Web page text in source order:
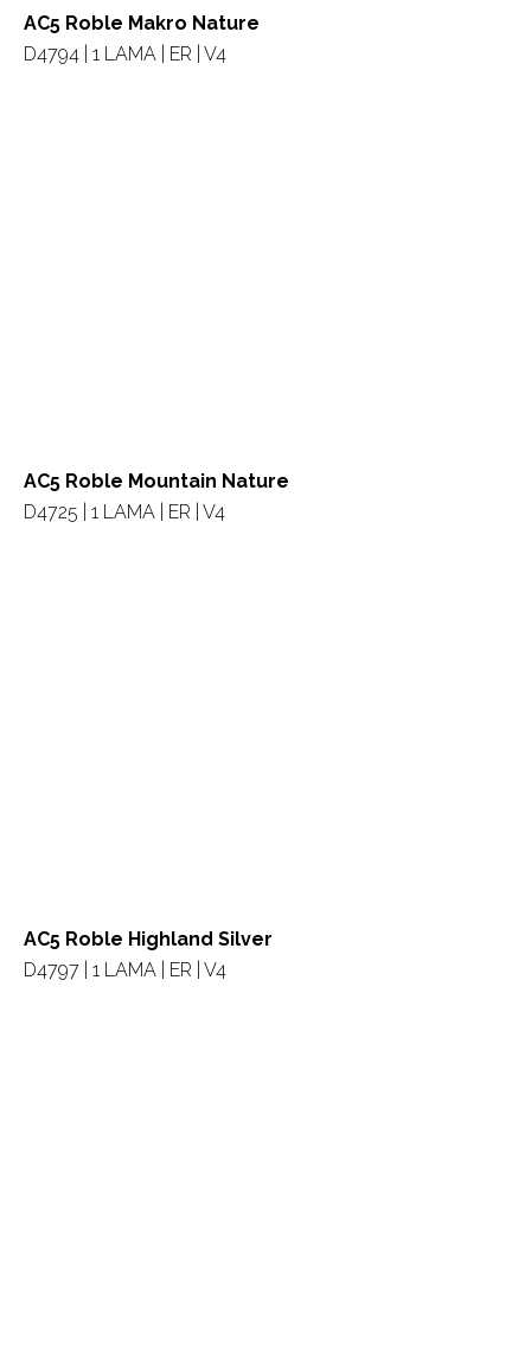
AC5 Roble Makro Nature
D4794 | 1 LAMA | ER | V4
AC5 Roble Mountain Nature
D4725 | 1 LAMA | ER | V4
AC5 Roble Highland Silver
D4797 | 1 LAMA | ER | V4